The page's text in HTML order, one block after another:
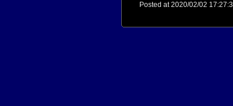
Posted at 2020/02/02